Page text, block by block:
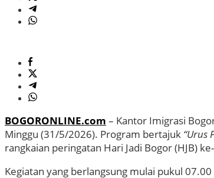
BOGORONLINE.com – Kantor Imigrasi
Minggu (31/5/2026). Program bertajuk “Urus
rangkaian peringatan Hari Jadi Bogor (HJB)
Kegiatan yang berlangsung mulai pukul